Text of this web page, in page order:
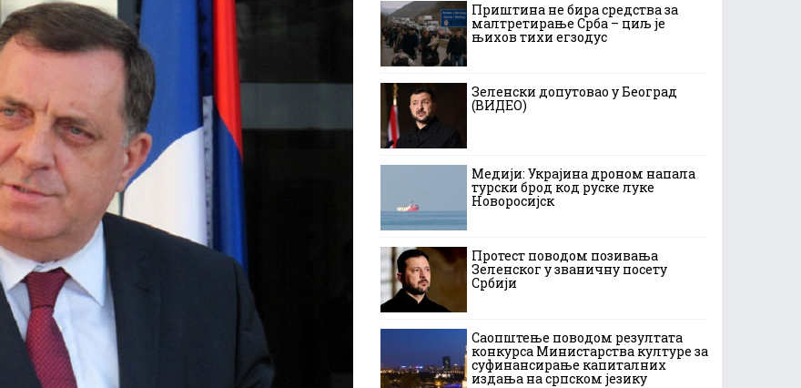
Приштина не бира средства за
малтретирање Срба – циљ је
њихов тихи егзодус
Зеленски допутовао у Београд
(ВИДЕО)
Медији: Украјина дроном напала
турски брод код руске луке
Новоросијск
Протест поводом позивања
Зеленског у званичну посету
Србији
Саопштење поводом резултата
конкурса Министарства културе за
суфинансирање капиталних
издања на српском језику